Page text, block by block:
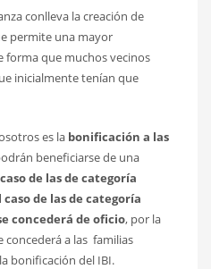
conlleva la creación de
permite una mayor
forma que muchos vecinos
inicialmente tenían que
es la bonificación a las
beneficiarse de una
de las de categoría
caso de las de categoría
concederá de oficio, por la
concederá a las familias
bonificación del IBI.